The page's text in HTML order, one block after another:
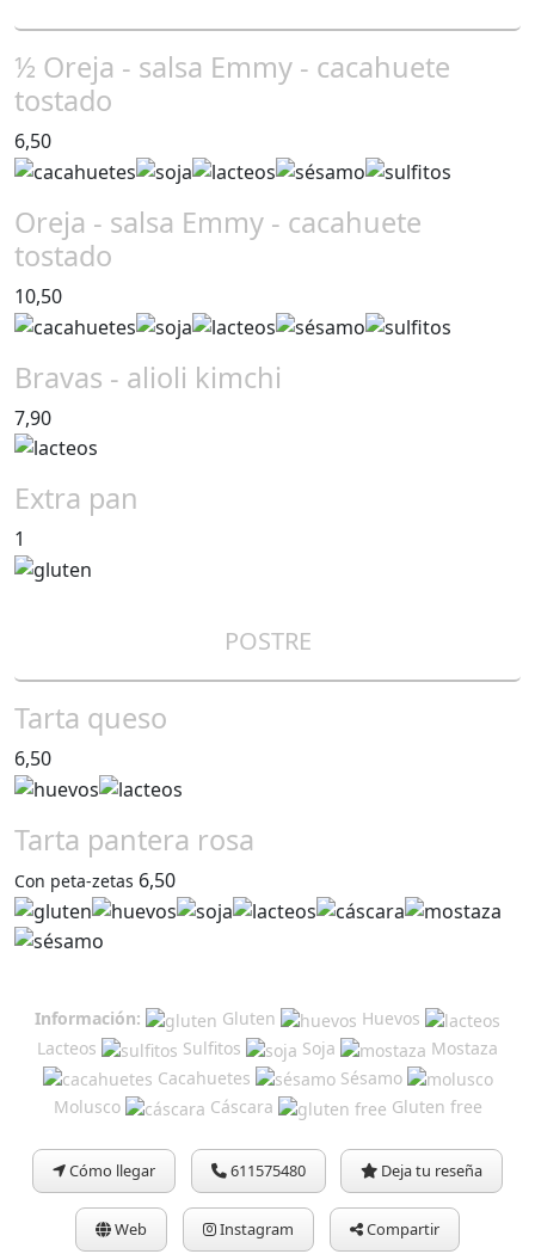
½ Oreja - salsa Emmy - cacahuete
tostado
6,50
Oreja - salsa Emmy - cacahuete
tostado
10,50
Bravas - alioli kimchi
7,90
Extra pan
1
POSTRE
Tarta queso
6,50
Tarta pantera rosa
Con peta-zetas 6,50
Información: Gluten
Huevos
Lacteos
Sulfitos Soja
Mostaza
Cacahuetes
Sésamo
Molusco
Cáscara Gluten free
Cómo llegar 611575480 Deja tu reseña
Web Instagram Compartir